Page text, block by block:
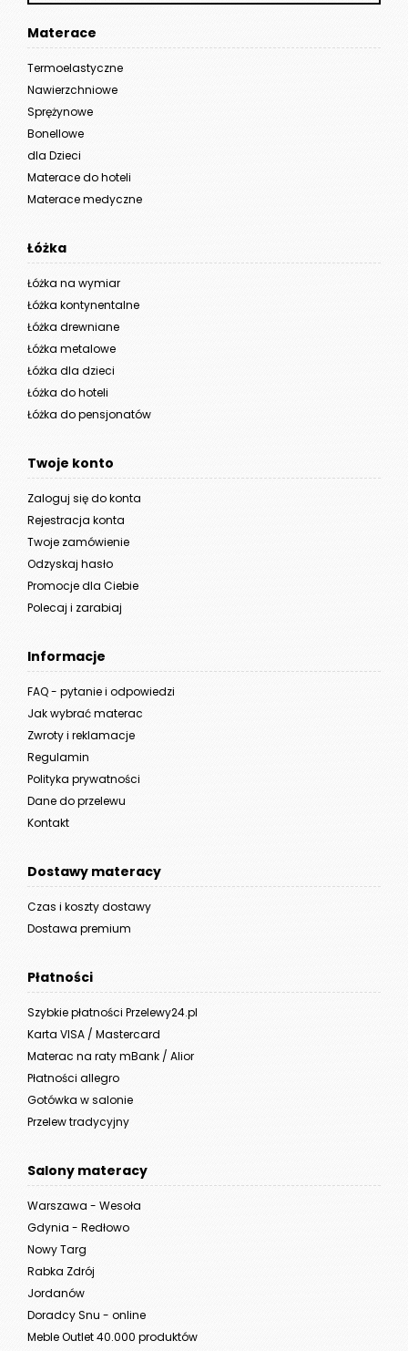
Materace
Termoelastyczne
Nawierzchniowe
Sprężynowe
Bonellowe
dla Dzieci
Materace do hoteli
Materace medyczne
Łóżka
Łóżka na wymiar
Łóżka kontynentalne
Łóżka drewniane
Łóżka metalowe
Łóżka dla dzieci
Łóżka do hoteli
Łóżka do pensjonatów
Twoje konto
Zaloguj się do konta
Rejestracja konta
Twoje zamówienie
Odzyskaj hasło
Promocje dla Ciebie
Polecaj i zarabiaj
Informacje
FAQ - pytanie i odpowiedzi
Jak wybrać materac
Zwroty i reklamacje
Regulamin
Polityka prywatności
Dane do przelewu
Kontakt
Dostawy materacy
Czas i koszty dostawy
Dostawa premium
Płatności
Szybkie płatności Przelewy24.pl
Karta VISA / Mastercard
Materac na raty mBank / Alior
Płatności allegro
Gotówka w salonie
Przelew tradycyjny
Salony materacy
Warszawa - Wesoła
Gdynia - Redłowo
Nowy Targ
Rabka Zdrój
Jordanów
Doradcy Snu - online
Meble Outlet 40.000 produktów